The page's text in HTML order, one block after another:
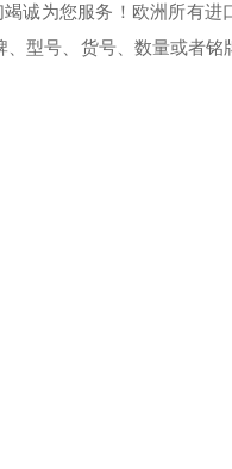
诚为您服务！欧洲所有进
型号、货号、数量或者铭